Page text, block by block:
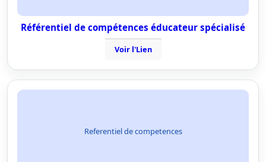
Référentiel de compétences éducateur spécialisé
Voir l'Lien
Referentiel de competences